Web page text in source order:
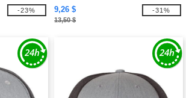
-23%
9,26 $
13,50 $
-31%